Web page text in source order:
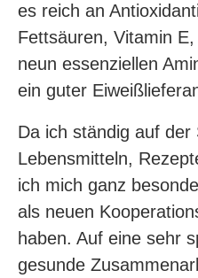
es reich an
Fettsäuren, Vitamin
neun essenziellen
ein guter
Da ich ständig auf der
Lebensmitteln,
ich mich ganz
als neuen
haben. Auf eine sehr
gesunde